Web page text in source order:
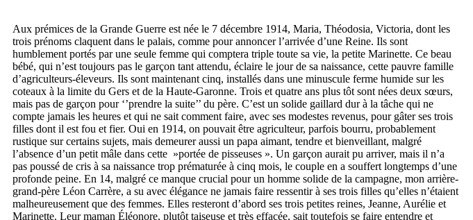
Aux prémices de la Grande Guerre est née le 7 décembre 1914, Maria, Théodosia, Victoria, dont les
trois prénoms claquent dans le palais, comme pour annoncer l’arrivée d’une Reine. Ils sont
humblement portés par une seule femme qui comptera triple toute sa vie, la petite Marinette. Ce beau
bébé, qui n’est toujours pas le garçon tant attendu, éclaire le jour de sa naissance, cette pauvre famille
d’agriculteurs-éleveurs. Ils sont maintenant cinq, installés dans une minuscule ferme humide sur les
coteaux à la limite du Gers et de la Haute-Garonne. Trois et quatre ans plus tôt sont nées deux sœurs,
mais pas de garçon pour ‘’prendre la suite’’ du père. C’est un solide gaillard dur à la tâche qui ne
compte jamais les heures et qui ne sait comment faire, avec ses modestes revenus, pour gâter ses trois
filles dont il est fou et fier. Oui en 1914, on pouvait être agriculteur, parfois bourru, probablement
rustique sur certains sujets, mais demeurer aussi un papa aimant, tendre et bienveillant, malgré
l’absence d’un petit mâle dans cette »portée de pisseuses ». Un garçon aurait pu arriver, mais il n’a
pas poussé de cris à sa naissance trop prématurée à cinq mois, le couple en a souffert longtemps d’une
profonde peine. En 14, malgré ce manque crucial pour un homme solide de la campagne, mon arrière-
grand-père Léon Carrère, a su avec élégance ne jamais faire ressentir à ses trois filles qu’elles n’étaient
malheureusement que des femmes. Elles resteront d’abord ses trois petites reines, Jeanne, Aurélie et
Marinette. Leur maman Éléonore, plutôt taiseuse et très effacée, sait toutefois se faire entendre et